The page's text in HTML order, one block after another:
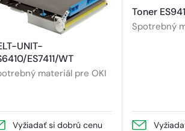
UNIT-
ES7411/WT
materiál pre OKI
Vyžiadať si dobrú cenu
Toner
Spotrebný